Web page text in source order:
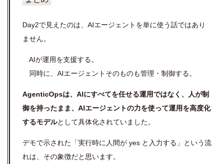
Day2で見えたのは、AIエージェントを単に使う話ではあり
ません。
AIが運用を支援する。
同時に、AIエージェントそのものも管理・制御する。
AgenticOpsは、AIにすべてを任せる運用ではなく、人が制
御を持ったまま、AIエージェントの力を使って運用を高度化
するモデルとして具体化されていました。
デモで示された「実行時に人間が yes と入力する」という流
れは、その象徴だと思います。